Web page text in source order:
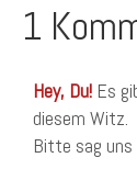
1
Hey, Du! Es
diesem Witz.
Bitte sag